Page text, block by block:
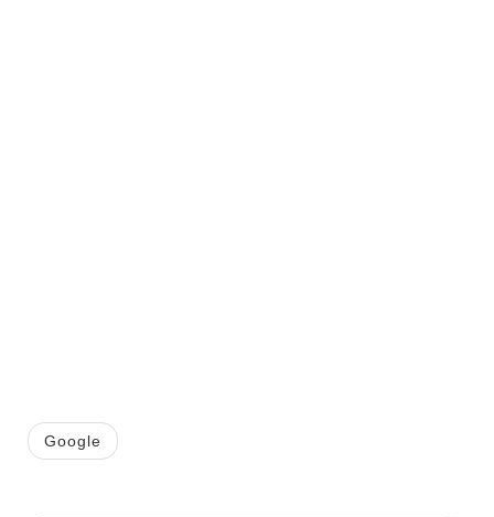
Google